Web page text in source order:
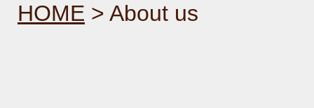
HOME > About us